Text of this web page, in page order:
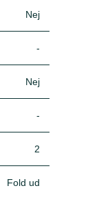
Nej
-
Nej
-
2
Fold ud